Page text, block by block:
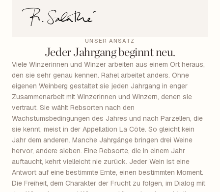
UNSER ANSATZ
Jeder Jahrgang beginnt neu.
Viele Winzerinnen und Winzer arbeiten aus einem Ort heraus,
den sie sehr genau kennen. Rahel arbeitet anders. Ohne
eigenen Weinberg gestaltet sie jeden Jahrgang in enger
Zusammenarbeit mit Winzerinnen und Winzern, denen sie
vertraut. Sie wählt Rebsorten nach den
Wachstumsbedingungen des Jahres und nach Parzellen, die
sie kennt, meist in der Appellation La Côte. So gleicht kein
Jahr dem anderen. Manche Jahrgänge bringen drei Weine
hervor, andere sieben. Eine Rebsorte, die in einem Jahr
auftaucht, kehrt vielleicht nie zurück. Jeder Wein ist eine
Antwort auf eine bestimmte Ernte, einen bestimmten Moment.
Die Freiheit, dem Charakter der Frucht zu folgen, im Dialog mit